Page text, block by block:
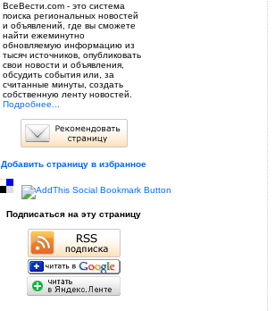
ВсеВести.com - это система
поиска региональных новостей
и объявлений, где вы сможете
найти ежеминутно
обновляемую информацию из
тысяч источников, опубликовать
свои новости и объявления,
обсудить события или, за
считанные минуты, создать
собственную ленту новостей.
Подробнее...
Добавить страницу в избранное
Подписаться на эту страницу